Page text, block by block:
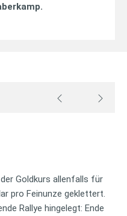
.
Goldkurs allenfalls für
pro Feinunze geklettert.
Rallye hingelegt: Ende